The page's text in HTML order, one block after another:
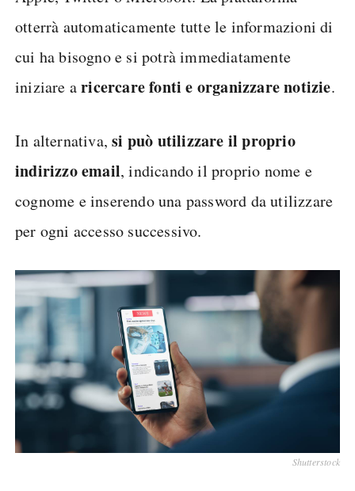
otterrà automaticamente tutte le informazioni di
cui ha bisogno e si potrà immediatamente
iniziare aricercare fonti e organizzare notizie.
In alternativa,si può utilizzare il proprio
indirizzo email, indicando il proprio nome e
cognome e inserendo una password da utilizzare
per ogni accesso successivo.
Shutterstock